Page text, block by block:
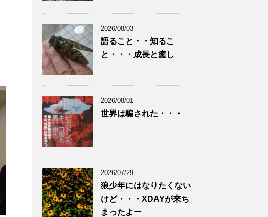
2026/08/03
語ること・・知るこ
と・・・成長と癒し
2026/08/01
世界は騙された・・・
2026/07/29
狼少年にはなりたくない
けど・・・XDAYが来ち
まったよー